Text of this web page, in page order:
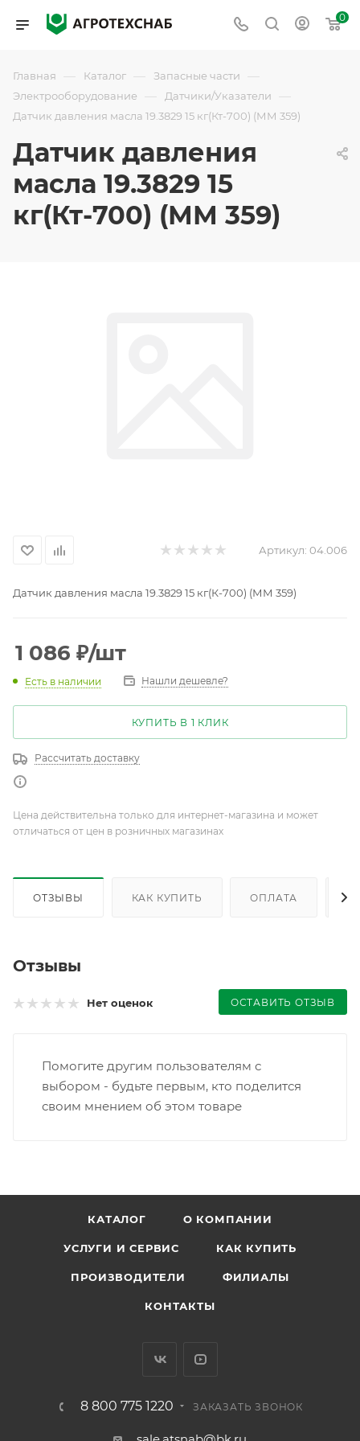
0
Главная — Каталог — Запасные части —
Электрооборудование — Датчики/Указатели —
Датчик давления масла 19.3829 15 кг(Кт-700) (ММ 359)
Датчик давления
масла 19.3829 15
кг(Кт-700) (ММ 359)
Артикул: 04.006
Датчик давления масла 19.3829 15 кг(К-700) (ММ 359)
1 086 ₽/шт
Есть в наличии Нашли дешевле?
КУПИТЬ В 1 КЛИК
Рассчитать доставку
Цена действительна только для интернет-магазина и может
отличаться от цен в розничных магазинах
ОТЗЫВЫ КАК КУПИТЬ ОПЛАТА
Отзывы
Нет оценок ОСТАВИТЬ ОТЗЫВ
Помогите другим пользователям с
выбором - будьте первым, кто поделится
своим мнением об этом товаре
КАТАЛОГ О КОМПАНИИ
УСЛУГИ И СЕРВИС КАК КУПИТЬ
ПРОИЗВОДИТЕЛИ ФИЛИАЛЫ
КОНТАКТЫ
8 800 775 1220 ЗАКАЗАТЬ ЗВОНОК